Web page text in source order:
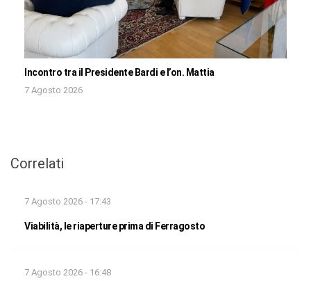
Incontro tra il Presidente Bardi e l’on. Mattia
7 Agosto 2026
Correlati
7 Agosto 2026 - 17:43
Viabilità, le riaperture prima di Ferragosto
7 Agosto 2026 - 16:48